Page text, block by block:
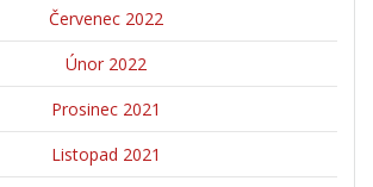
Červenec 2022
Únor 2022
Prosinec 2021
Listopad 2021